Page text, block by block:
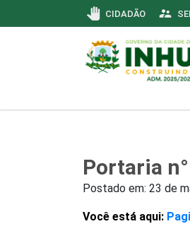
pan_tool CIDADÃO supervisor_account
Portaria
Postado em: 23 de
Você está aqui: